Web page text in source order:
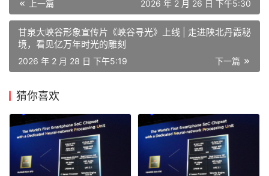
甘泉大峡谷形象宣传片《峡谷寻光》上线 | 走进陕北丹霞秘
境，看见亿万年时光的雕刻
下一篇
2026 年 2 月 28 日 下午5:19
猜你喜欢